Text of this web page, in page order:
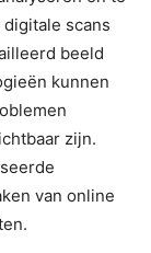
scans
beeld
kunnen
zijn.
van online